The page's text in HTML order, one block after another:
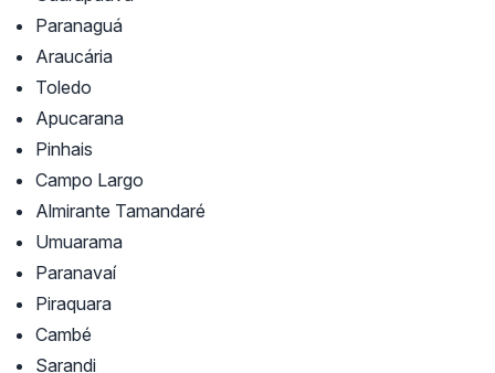
Paranaguá
Araucária
Toledo
Apucarana
Pinhais
Campo Largo
Almirante Tamandaré
Umuarama
Paranavaí
Piraquara
Cambé
Sarandi